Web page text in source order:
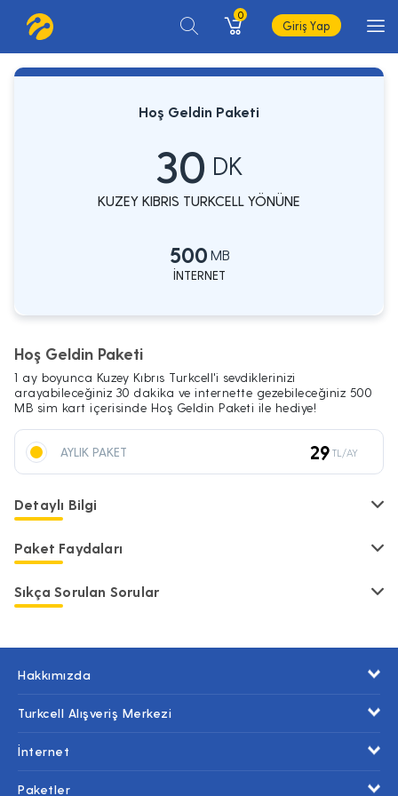
0
Giriş Yap
Hoş Geldin Paketi
30 DK
KUZEY KIBRIS TURKCELL YÖNÜNE
500 MB
İNTERNET
Hoş Geldin Paketi
1 ay boyunca Kuzey Kıbrıs Turkcell'i sevdiklerinizi
arayabileceğiniz 30 dakika ve internette gezebileceğiniz 500
MB sim kart içerisinde Hoş Geldin Paketi ile hediye!
AYLIK PAKET 29 TL/AY
Detaylı Bilgi
Paket Faydaları
Sıkça Sorulan Sorular
Hakkımızda
Turkcell Alışveriş Merkezi
İnternet
Paketler